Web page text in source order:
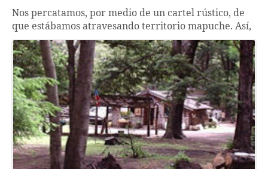
Nos percatamos, por medio de un cartel rústico, de
que estábamos atravesando territorio mapuche. Así,